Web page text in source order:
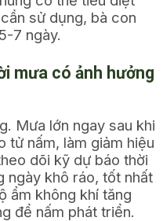
sử dụng, bà con
7 ngày.
mưa có ảnh hưởng
Mưa lớn ngay sau khi
tử nấm, làm giảm hiệu
dõi kỹ dự báo thời
ngày khô ráo, tốt nhất
ẩm không khí tăng
để nấm phát triển.